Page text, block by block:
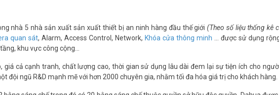
nhà 5 nhà sản xuất sản xuất thiết bị an ninh hàng đầu thế giới(Theo số liệu thống kê
quan sát, Alarm, Access Control, Network, Khóa cửa thông minh … được sử dụng
khu vực công cộng…
giá cả cạnh tranh, chất lượng cao, thời gian sử dụng lâu dài đem lại sự tiện ích cho
đội ngũ R&D mạnh mẽ với hơn 2000 chuyên gia, nhằm tối đa hóa giá trị cho khách hàng.